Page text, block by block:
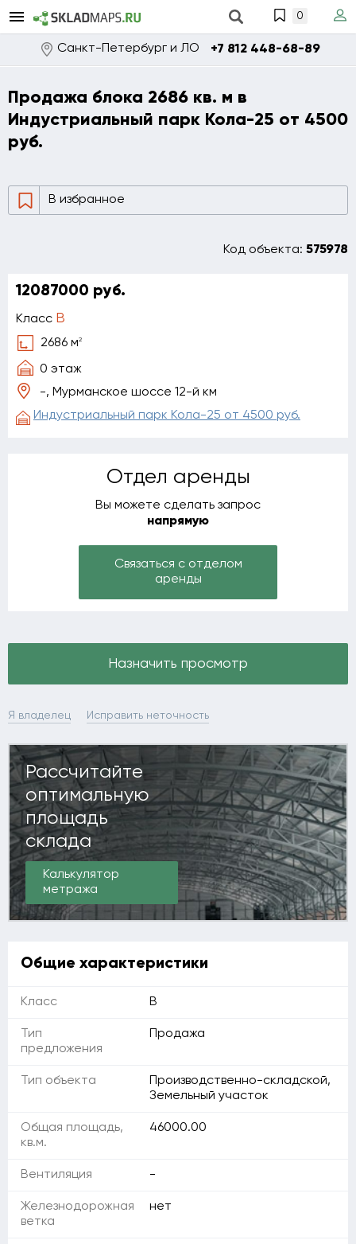
0
Санкт-Петербург и ЛО +7 812 448-68-89
Продажа блока 2686 кв. м в
Индустриальный парк Кола-25 от 4500
руб.
В избранное
Код объекта: 575978
12087000 руб.
Класс B
2686 м2
0 этаж
-, Мурманское шоссе 12-й км
Индустриальный парк Кола-25 от 4500 руб.
Отдел аренды
Вы можете сделать запрос
напрямую
Связаться с отделом
аренды
Назначить просмотр
Я владелец Исправить неточность
Рассчитайте
оптимальную
площадь
склада
Калькулятор
метража
Общие характеристики
Класс B
Тип
предложения
Продажа
Тип объекта
Производственно-складской,
Земельный участок
Общая площадь,
кв.м.
46000.00
Вентиляция -
Железнодорожная
ветка
нет